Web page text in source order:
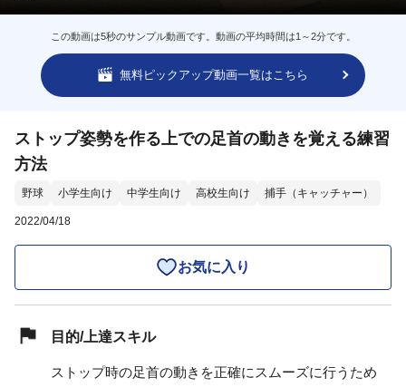
この動画は5秒のサンプル動画です。動画の平均時間は1～2分です。
無料ピックアップ動画一覧はこちら
ストップ姿勢を作る上での足首の動きを覚える練習
方法
野球 小学生向け 中学生向け 高校生向け 捕手（キャッチャー）
2022/04/18
お気に入り
目的/上達スキル
ストップ時の足首の動きを正確にスムーズに行うため